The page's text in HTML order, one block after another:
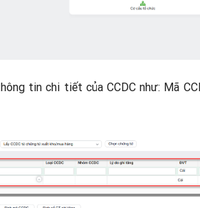
tin chi tiết của CCDC như: Mã